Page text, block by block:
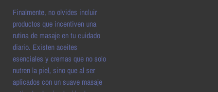
Finalmente, no olvides incluir
productos que incentiven una
rutina de masaje en tu cuidado
diario. Existen aceites
esenciales y cremas que no solo
nutren la piel, sino que al ser
aplicados con un suave masaje